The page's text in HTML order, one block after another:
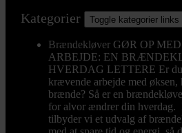
Kategorier Toggle kategorier links
Brændekløver GØR OP
ARBEJDE: EN
HVERDAG LETTERE Er
krævende arbejde med
brænde? Så er en
for alvor ændrer din hverdag.
tilbyder vi et udvalg af